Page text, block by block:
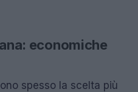
economiche
spesso la scelta più